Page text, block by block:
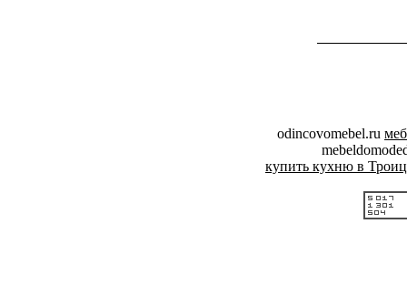
odincovomebel.ru
купить кухню в